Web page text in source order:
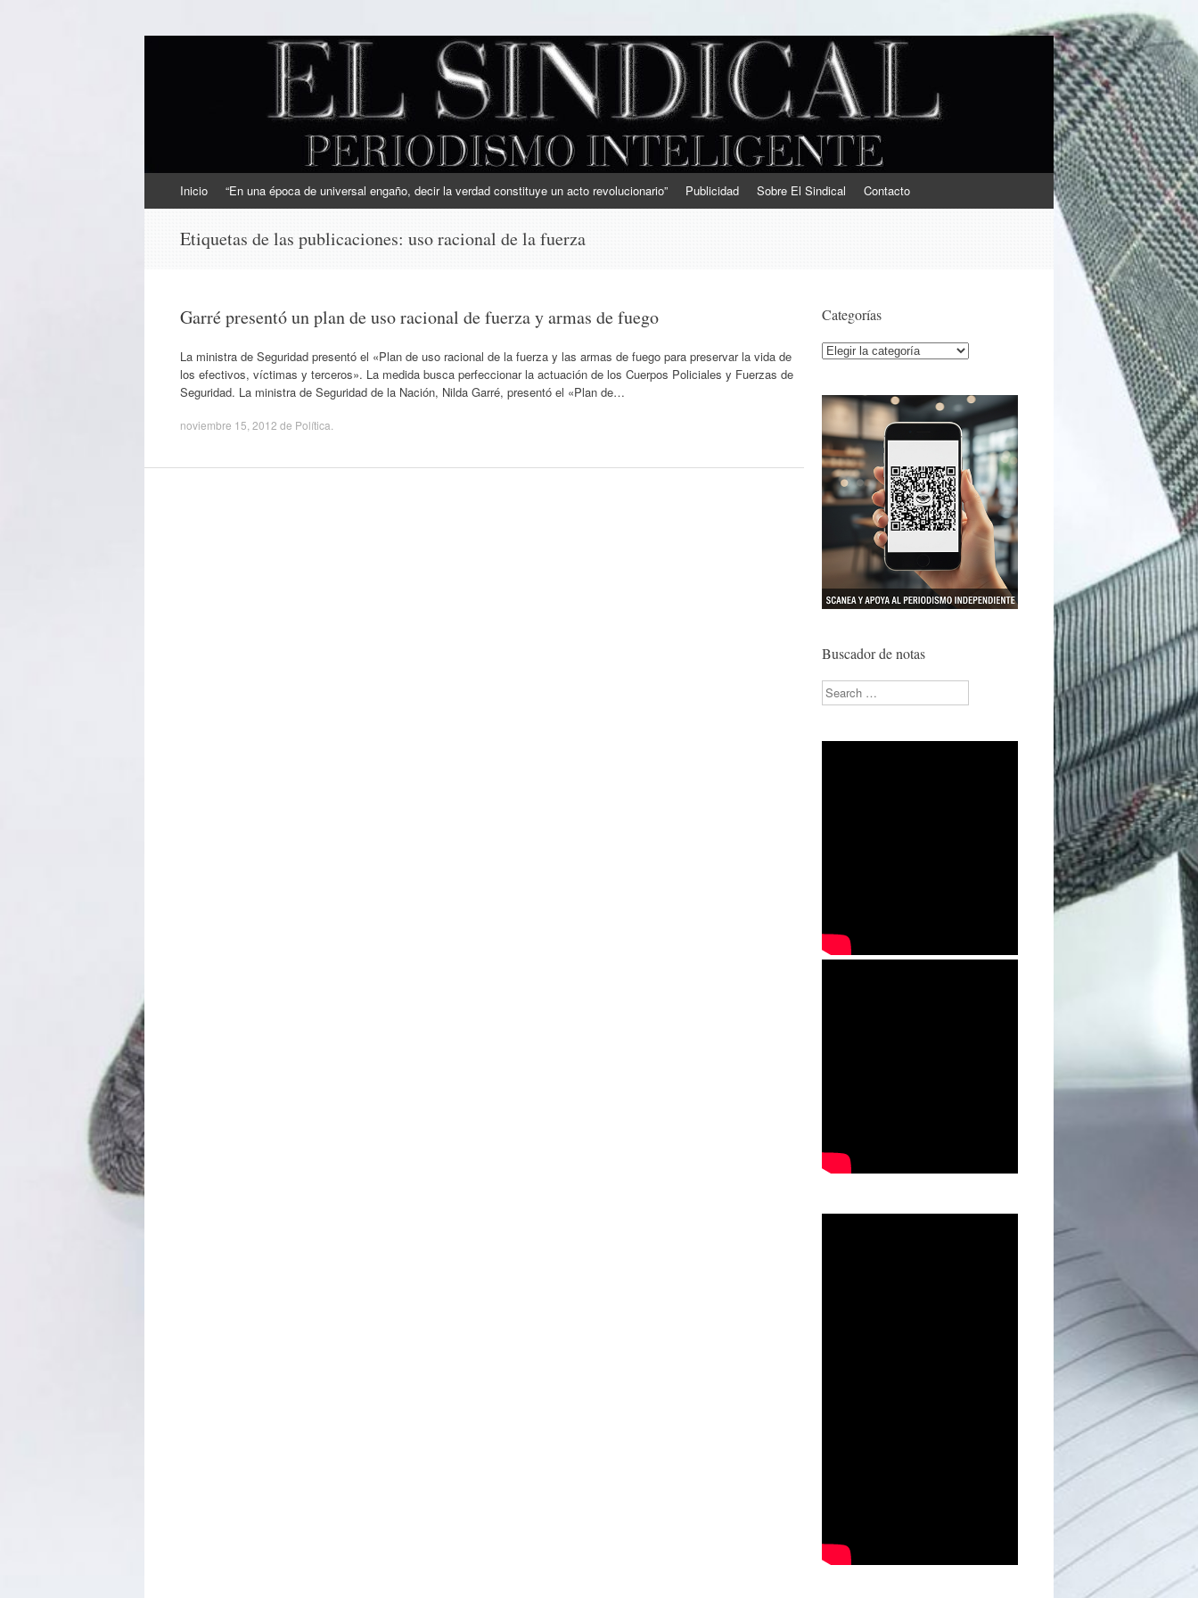
EL SINDICAL
Periodismo Inteligente
al
Inicio “En una época de universal engaño, decir la verdad constituye un acto revolucionario” Publicidad Sobre El Sindical Contacto
Etiquetas de las publicaciones: uso racional de la fuerza
Garré presentó un plan de uso racional de fuerza y armas de fuego
La ministra de Seguridad presentó el «Plan de uso racional de la fuerza y las armas de fuego para preservar la vida de
los efectivos, víctimas y terceros». La medida busca perfeccionar la actuación de los Cuerpos Policiales y Fuerzas de
Seguridad. La ministra de Seguridad de la Nación, Nilda Garré, presentó el «Plan de…
noviembre 15, 2012 de Política
Categorías
Categorías
Buscador de notas
Search